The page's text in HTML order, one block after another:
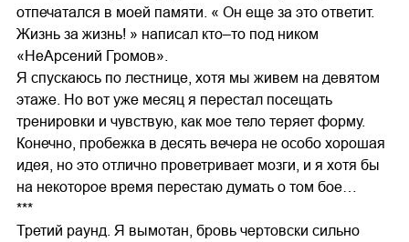
отпечатался в моей памяти. « Он еще за это ответит.
Жизнь за жизнь! » написал кто–то под ником
«НеАрсений Громов».
Я спускаюсь по лестнице, хотя мы живем на девятом
этаже. Но вот уже месяц я перестал посещать
тренировки и чувствую, как мое тело теряет форму.
Конечно, пробежка в десять вечера не особо хорошая
идея, но это отлично проветривает мозги, и я хотя бы
на некоторое время перестаю думать о том бое…
***
Третий раунд. Я вымотан, бровь чертовски сильно